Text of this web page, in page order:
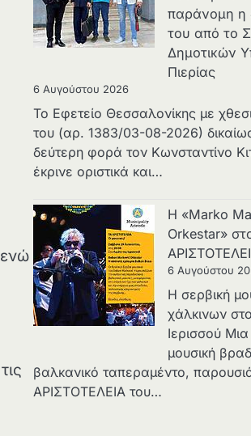
παράνομη η
του από το
Δημοτικών
Πιερίας
6 Αυγούστου 2026
Το Εφετείο Θεσσαλονίκης με
του (αρ. 1383/03-08-2026)
δεύτερη φορά τον Κωνσταντίνο
έκρινε οριστικά και…
Η «Marko
Orkestar»
6 Αυγούστου
Η σερβική
χάλκινων
Ιερισσού
μουσική
βαλκανικό ταπεραμέντο,
ΑΡΙΣΤΟΤΕΛΕΙΑ του…